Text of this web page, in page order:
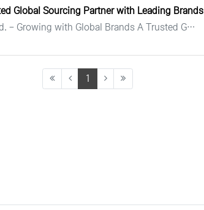
Global Sourcing Partner with Leading Brands
- Growing with Global Brands A Trusted G…
1 (current)